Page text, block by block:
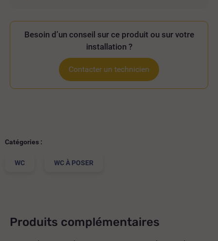
Besoin d’un conseil sur ce produit ou sur votre
installation ?
Contacter un technicien
Catégories :
WC WC À POSER
Produits complémentaires